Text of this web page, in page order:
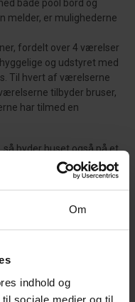
Om
indhold og
sociale medier og til
både pool bord og
melder, er mulighederne
fordelt over 4 værelser
og udstyret med
Til hvert af værelserne
tilbyder bruser,
har tilmed en
byder huset også på et
store terrasse findes
hvor grillaftener
lounge- og
findes et loungesæt samt
til fulde, så kan det
og i Blåvand generelt.
byliv til det